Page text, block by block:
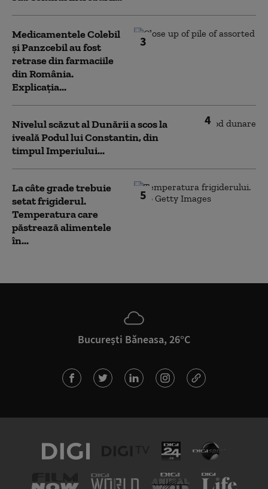
3
Medicamentele Colebil
și Panzcebil au fost
retrase din farmaciile
din România.
Explicația...
4
Nivelul scăzut al Dunării a scos la
iveală Podul lui Constantin, din
timpul Imperiului...
5
La câte grade trebuie
setat frigiderul.
Temperatura care
păstrează alimentele
în...
București Băneasa, 26°C